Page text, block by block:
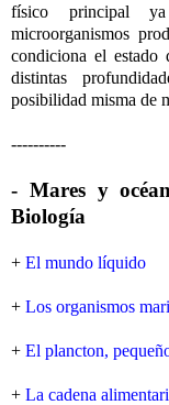
físico principal
microorganismos
condiciona el
distintas
posibilidad misma de
----------
- Mares y
Biología
+ El mundo líquido
+ Los organismos
+ El plancton,
+ La cadena